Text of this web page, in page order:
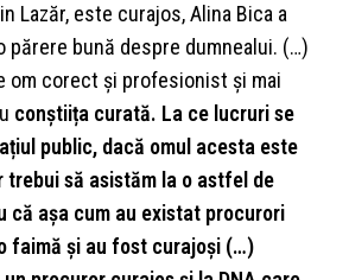
Lazăr, este curajos, Alina Bica a
părere bună despre dumnealui. (…)
om corect și profesionist și mai
conștiița curată. La ce lucruri se
public, dacă omul acesta este
trebui să asistăm la o astfel de
că așa cum au existat procurori
faimă și au fost curajoși (…)